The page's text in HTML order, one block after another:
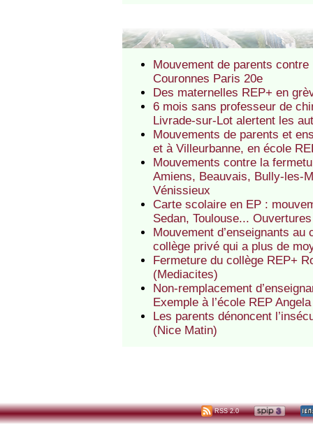
Mouvement de parents
Couronnes Paris 20e
Des maternelles REP+ en
6 mois sans professeur de
Livrade-sur-Lot alertent les
Mouvements de parents et
et à Villeurbanne, en école
Mouvements contre la
Amiens, Beauvais, Bully-les-
Vénissieux
Carte scolaire en EP :
Sedan, Toulouse...
Mouvement d’enseignants
collège privé qui a plus de
Fermeture du collège REP+
(Mediacites)
Non-remplacement
Exemple à l’école REP
Les parents dénoncent
(Nice Matin)
RSS 2.0